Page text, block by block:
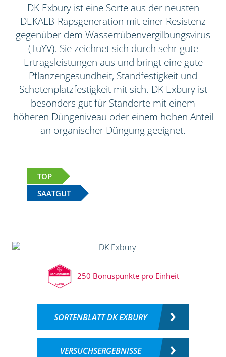
DK Exbury ist eine Sorte aus der neusten
DEKALB-Rapsgeneration mit einer Resistenz
gegenüber dem Wasserrübenvergilbungsvirus
(TuYV). Sie zeichnet sich durch sehr gute
Ertragsleistungen aus und bringt eine gute
Pflanzengesundheit, Standfestigkeit und
Schotenplatzfestigkeit mit sich. DK Exbury ist
besonders gut für Standorte mit einem
höheren Düngeniveau oder einem hohen Anteil
an organischer Düngung geeignet.
TOP
SAATGUT
250 Bonuspunkte pro Einheit
SORTENBLATT DK EXBURY
VERSUCHSERGEBNISSE